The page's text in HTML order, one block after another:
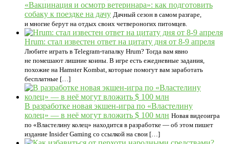
«Вакцинация и осмотр ветеринара»: как подготовить
собаку к поездке на дачу Дачный сезон в самом разгаре,
и многие берут на отдых своих четвероногих питомцев.
Hrum: стал известен ответ на цитату дня от 8-9 апреля
Любите играть в Telegram-тапалку Hrum? Тогда вам явно
не помешают лишние коины. В игре есть ежедневные задания,
похожие на Hamster Kombat, которые помогут вам заработать
бесплатные […]
В разработке новая экшен-игра по «Властелину
колец» — в неё могут вложить $ 100 млн Новая видеоигра
по «Властелину колец» находится в разработке — об этом пишет
издание Insider Gaming со ссылкой на свои […]